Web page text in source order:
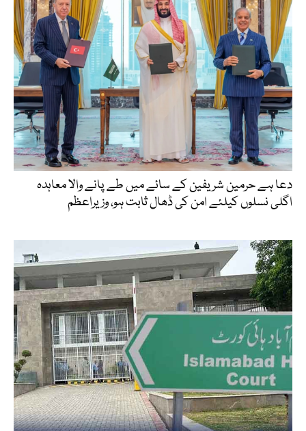
دعا ہے حرمین شریفین کے سائے میں طے پانے والا معاہدہ
اگلی نسلوں کیلئے امن کی ڈھال ثابت ہو، وزیراعظم